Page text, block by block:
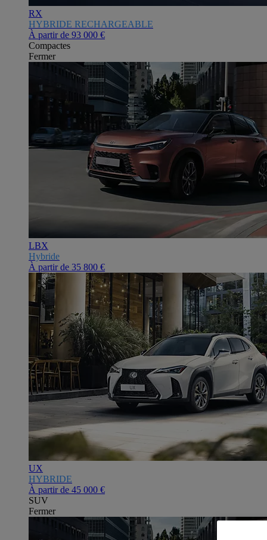
RX
HYBRIDE RECHARGEABLE
À partir de 93 000 €
Compactes
Fermer
LBX
Hybride
À partir de 35 800 €
UX
HYBRIDE
À partir de 45 000 €
SUV
Fermer